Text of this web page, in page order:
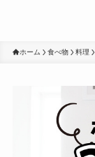
ホーム 食べ物 料理